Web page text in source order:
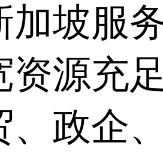
服务
资源充
、政企